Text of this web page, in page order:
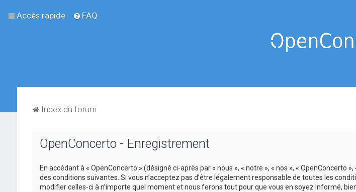
Accès rapide FAQ
Index du forum
OpenConcerto - Enregistrement
En accédant à « OpenConcerto » (désigné ci-après par « nous », « notre », « nos », «
des conditions suivantes. Si vous n’acceptez pas d’être légalement responsable de toutes les
modifier celles-ci à n’importe quel moment et nous ferons tout pour que vous en soyez informé,